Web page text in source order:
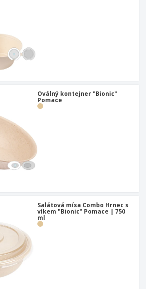
Oválný kontejner "Bionic"
Pomace
Salátová mísa Combo Hrnec s
víkem "Bionic" Pomace | 750
ml